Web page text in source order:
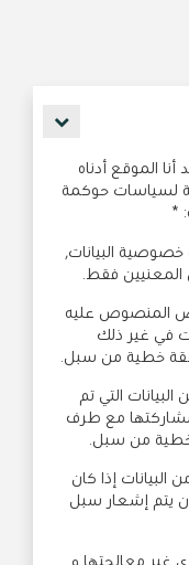
الموقع أدناه
لسياسات حوكمة
*
خصوصية البيانات,
المعنيين فقط.
المنصوص عليه
في غير ذلك
خطية من سبل.
التي تم
مع طرف
خطية من سبل.
البيانات إذا كان
يتم إشعار سبل
غير معالجتها و